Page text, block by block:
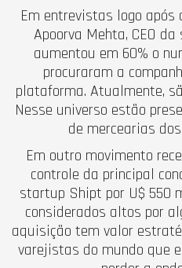
Em entrevistas logo após
Apoorva Mehta, CEO
aumentou em 60% o
procuraram a
plataforma. Atualmente,
Nesse universo estão
de mercearias
Em outro movimento
controle da principal
startup Shipt por U$ 550
considerados altos por
aquisição tem valor
varejistas do mundo que